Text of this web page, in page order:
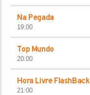
Na Pegada
19:00
Top Mundo
20:00
Hora Livre FlashBack
21:00